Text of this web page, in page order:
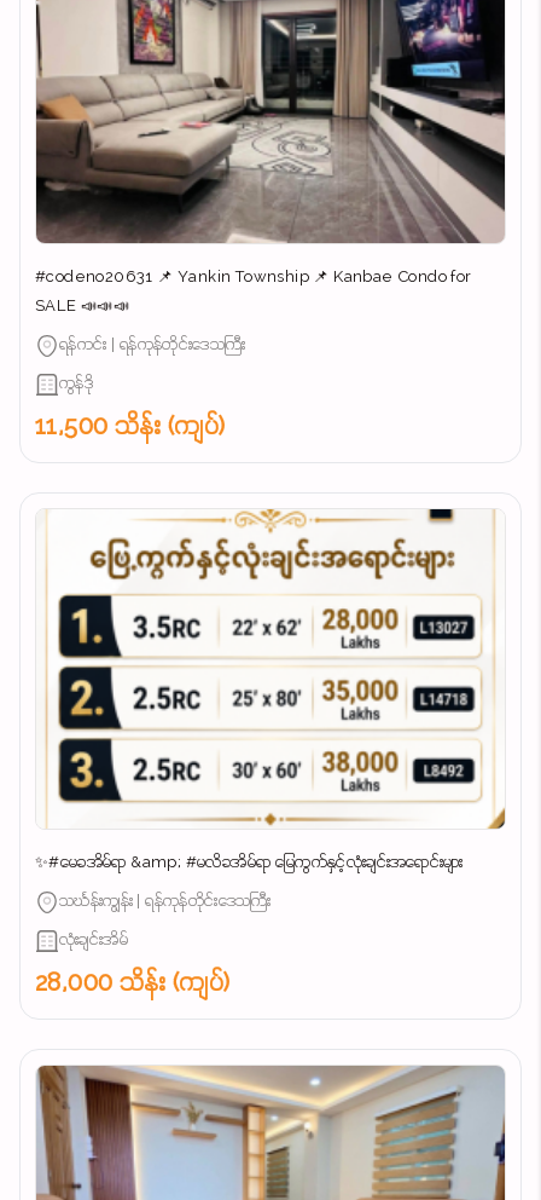
#codeno20631 📌 Yankin Township 📌 Kanbae Condo for
SALE 📣📣📣
ရန်ကင်း | ရန်ကုန်တိုင်းဒေသကြီး
ကွန်ဒို
11,500 သိန်း (ကျပ်)
✨#မေခအိမ်ရာ &amp; #မလိခအိမ်ရာ မြေကွက်နှင့်လုံးချင်းအရောင်းများ
သင်္ဃန်းကျွန်း | ရန်ကုန်တိုင်းဒေသကြီး
လုံးချင်းအိမ်
28,000 သိန်း (ကျပ်)